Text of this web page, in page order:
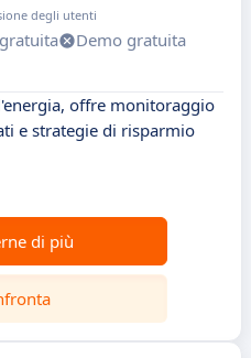
degli utenti
Demo gratuita
offre monitoraggio
e strategie di risparmio
di più